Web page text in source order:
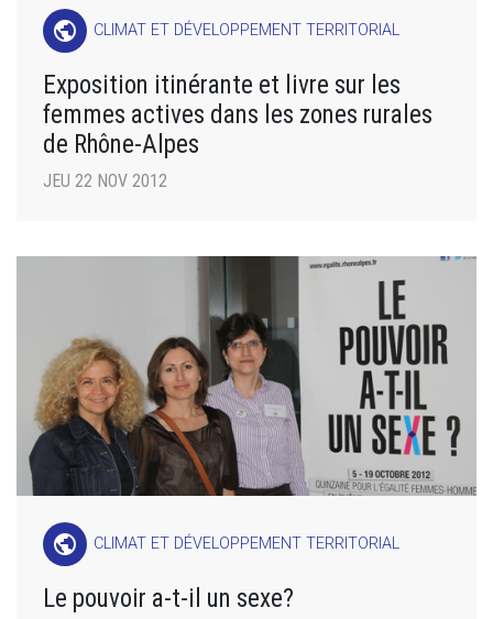
public CLIMAT ET DÉVELOPPEMENT TERRITORIAL
Exposition itinérante et livre sur les
femmes actives dans les zones rurales
de Rhône-Alpes
JEU 22 NOV 2012
public CLIMAT ET DÉVELOPPEMENT TERRITORIAL
Le pouvoir a-t-il un sexe?